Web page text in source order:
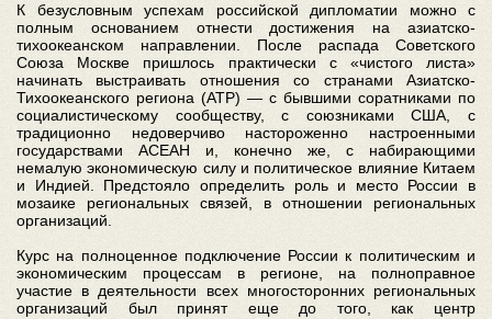
К безусловным успехам российской дипломатии можно с
полным основанием отнести достижения на азиатско-
тихоокеанском направлении. После распада Советского
Союза Москве пришлось практически с «чистого листа»
начинать выстраивать отношения со странами Азиатско-
Тихоокеанского региона (АТР) — с бывшими соратниками по
социалистическому сообществу, с союзниками США, с
традиционно недоверчиво настороженно настроенными
государствами АСЕАН и, конечно же, с набирающими
немалую экономическую силу и политическое влияние Китаем
и Индией. Предстояло определить роль и место России в
мозаике региональных связей, в отношении региональных
организаций.
Курс на полноценное подключение России к политическим и
экономическим процессам в регионе, на полноправное
участие в деятельности всех многосторонних региональных
организаций был принят еще до того, как центр